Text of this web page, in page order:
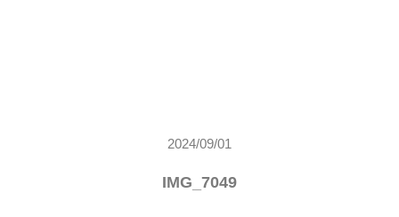
2024/09/01
IMG_7049